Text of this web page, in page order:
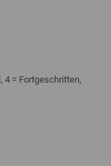
4 = Fortgeschritten,